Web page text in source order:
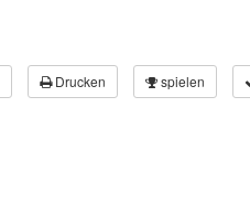
Drucken spielen